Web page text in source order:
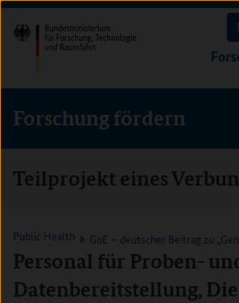
Direkt
zum
Inhalt
(Eingabetaste)
Direkt
zum
Hauptmenu
(Eingabetaste)
Direkt
zur
Suche
(Eingabetaste)
Forschung fördern
Teilprojekt eines
Public Health GoE – deutscher Beitrag zu
Personal für Proben-
Datenbereitstellung,